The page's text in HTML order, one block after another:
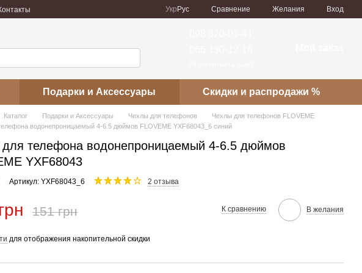
Укр Рус Сравнение Желания Вход
Подарки и Аксессуары Скидки и распродажи %
Каталог Подарки и Аксессуары Чехлы для телефонов
Чехлы для телефонов FLOVEME
водонепроницаемый 4-6.5 дюймов FLOVEME YXF68043_6 синий
для телефона водонепроницаемый 4-6.5 дюймов
YXF68043
Артикул: YXF68043_6 2 отзыва
151 грн К сравнению В желания
для отображения накопительной скидки